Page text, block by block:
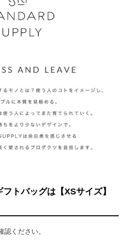
トバッグは【XSサイズ】
ください。